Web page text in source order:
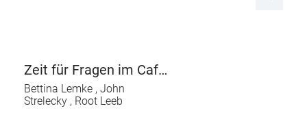
Zeit für Fragen im Café
am Rande der Welt
Bettina Lemke , John
Strelecky , Root Leeb